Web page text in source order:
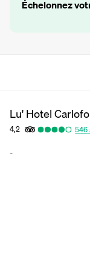
Échelonnez
Lu' Hotel
4,2 546
-